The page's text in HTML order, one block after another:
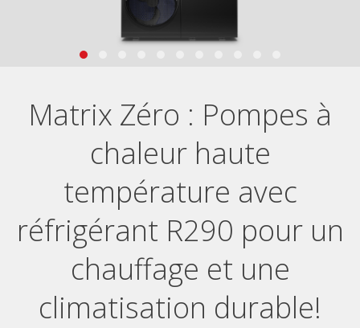
Matrix Zéro : Pompes à
chaleur haute
température avec
réfrigérant R290 pour un
chauffage et une
climatisation durable!